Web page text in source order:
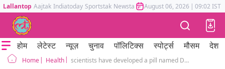
Lallantop Aajtak Indiatoday Sportstak Newstak Mumbai Tak Astrotak
August 06, 2026 | 09:02 IST
होम लेटेस्ट न्यूज़ चुनाव पॉलिटिक्स स्पोर्ट्स मौसम देश
Home Health scientists have developed a pill named Daraxonrasib which can being used in pancreatic cancer treatment